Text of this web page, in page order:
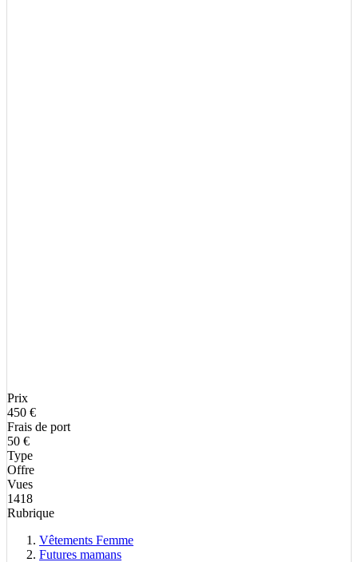
Prix
450 €
Frais de port
50 €
Type
Offre
Vues
1418
Rubrique
Vêtements Femme
Futures mamans